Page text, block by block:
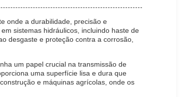
onde a durabilidade, precisão e
sistemas hidráulicos, incluindo haste de
desgaste e proteção contra a corrosão,
um papel crucial na transmissão de
uma superfície lisa e dura que
e máquinas agrícolas, onde os